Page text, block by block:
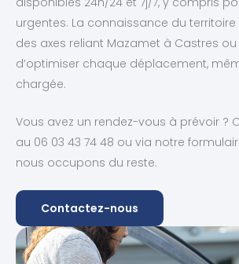
urgentes. La connaissance du
des axes reliant Mazamet à Castres
d’optimiser chaque déplacement,
chargée.
Vous avez un rendez-vous à prévoir ?
au 06 03 43 74 48 ou via notre
nous occupons du reste.
Contactez-nous